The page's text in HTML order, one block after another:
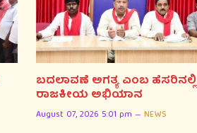
ಬದಲಾವಣೆ ಅಗತ್ಯ ಎಂಬ ಹೆಸರಿನಲ್ಲಿ
ರಾಜಕೀಯ ಅಭಿಯಾನ
August 07, 2026 5:01 pm NEWS